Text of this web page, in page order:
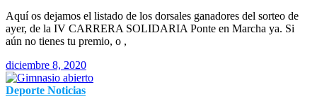
Aquí os dejamos el listado de los dorsales ganadores del sorteo de
ayer, de la IV CARRERA SOLIDARIA Ponte en Marcha ya. Si
aún no tienes tu premio, o ,
diciembre 8, 2020
Deporte Noticias